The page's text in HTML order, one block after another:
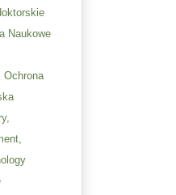
Naukowe
Ochrona